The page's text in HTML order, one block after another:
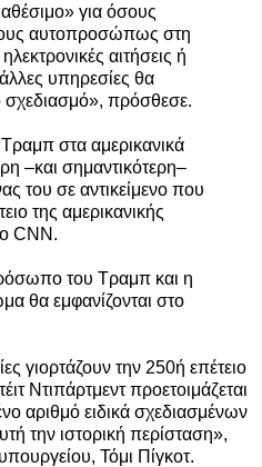
για όσους
αυτοπροσώπως στη
αιτήσεις ή
υπηρεσίες θα
σχεδιασμό», πρόσθεσε.
στα αμερικανικά
–και σημαντικότερη–
του σε αντικείμενο που
της αμερικανικής
CNN.
του Τραμπ και η
θα εμφανίζονται στο
γιορτάζουν την 250ή επέτειο
Ντιπάρτμεντ προετοιμάζεται
αριθμό ειδικά σχεδιασμένων
την ιστορική περίσταση»,
Τόμι Πίγκοτ.